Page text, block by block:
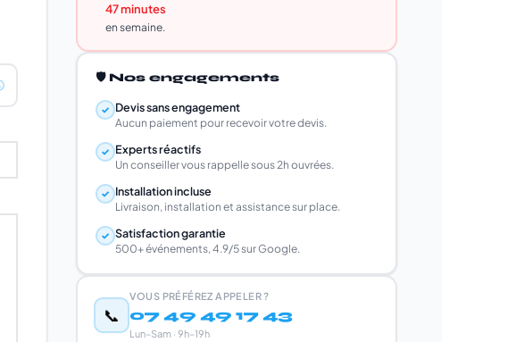
47 minutes
en semaine.
🛡️ Nos engagements
✓ Devis sans engagement
Aucun paiement pour recevoir votre devis.
✓ Experts réactifs
Un conseiller vous rappelle sous 2h ouvrées.
✓ Installation incluse
Livraison, installation et assistance sur place.
✓ Satisfaction garantie
500+ événements, 4.9/5 sur Google.
📞
VOUS PRÉFÉREZ APPELER ?
07 49 49 17 43
Lun–Sam · 9h–19h